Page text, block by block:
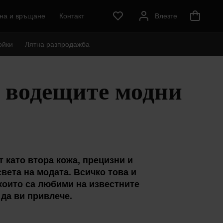
и връщане Контакт Влезте
Лятна разпродажба
водещите модни
като втора кожа, прецизни и
на модата. Всичко това и
са любими на известните
ви привлече.